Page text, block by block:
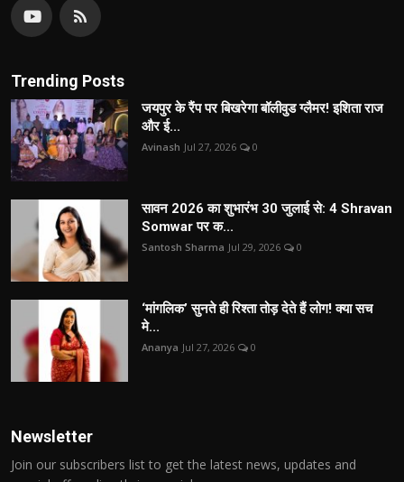
Trending Posts
जयपुर के रैंप पर बिखरेगा बॉलीवुड ग्लैमर! इशिता राज
और ई...
Avinash Jul 27, 2026 0
सावन 2026 का शुभारंभ 30 जुलाई से: 4 Shravan
Somwar पर क...
Santosh Sharma Jul 29, 2026 0
‘मांगलिक’ सुनते ही रिश्ता तोड़ देते हैं लोग! क्या सच
मे...
Ananya Jul 27, 2026 0
Newsletter
Join our subscribers list to get the latest news, updates and